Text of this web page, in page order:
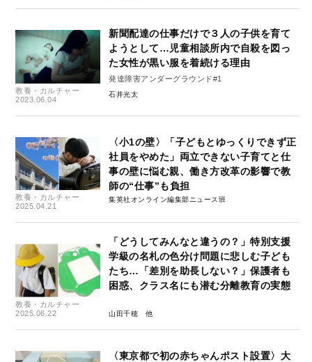
教養・カルチャー
2023.06.04
新聞配達の仕事だけで３人の子供を育て
ようとして…児童相談所内で自殺を図っ
た女性が黒い服を着続ける理由
発達障害アンダーグラウンド#1
石井光太
教養・カルチャー
2025.04.21
〈小1の壁〉「子どもとゆっくりできず正
社員をやめた」両立できない子育てと仕
事の壁に悩む親、働き方改革の影響で教
師の“仕事”も負担
集英社オンライン編集部ニュース班
教養・カルチャー
2025.06.22
「どうしてみんなと違うの？」特別支援
学級の名札の色分け問題に悲しむ子ども
たち…「差別を助長しない？」保護者も
困惑、クラス名にも潜む分離教育の実態
山田千穂
〈東京都で初の赤ちゃんポスト設置〉大